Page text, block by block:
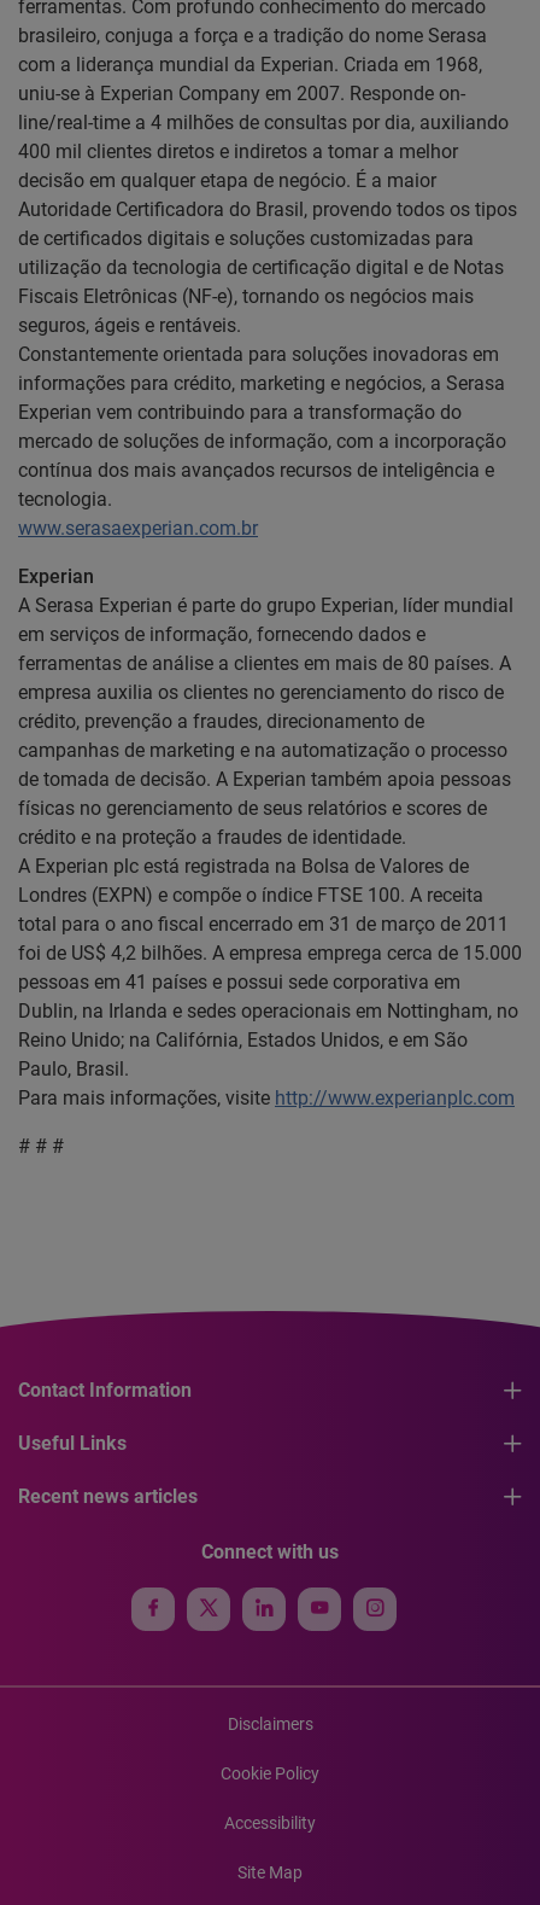
ferramentas. Com profundo conhecimento do mercado
brasileiro, conjuga a força e a tradição do nome Serasa
com a liderança mundial da Experian. Criada em 1968,
uniu-se à Experian Company em 2007. Responde on-
line/real-time a 4 milhões de consultas por dia, auxiliando
400 mil clientes diretos e indiretos a tomar a melhor
decisão em qualquer etapa de negócio. É a maior
Autoridade Certificadora do Brasil, provendo todos os tipos
de certificados digitais e soluções customizadas para
utilização da tecnologia de certificação digital e de Notas
Fiscais Eletrônicas (NF-e), tornando os negócios mais
seguros, ágeis e rentáveis.
Constantemente orientada para soluções inovadoras em
informações para crédito, marketing e negócios, a Serasa
Experian vem contribuindo para a transformação do
mercado de soluções de informação, com a incorporação
contínua dos mais avançados recursos de inteligência e
tecnologia.
www.serasaexperian.com.br
Experian
A Serasa Experian é parte do grupo Experian, líder mundial
em serviços de informação, fornecendo dados e
ferramentas de análise a clientes em mais de 80 países. A
empresa auxilia os clientes no gerenciamento do risco de
crédito, prevenção a fraudes, direcionamento de
campanhas de marketing e na automatização o processo
de tomada de decisão. A Experian também apoia pessoas
físicas no gerenciamento de seus relatórios e scores de
crédito e na proteção a fraudes de identidade.
A Experian plc está registrada na Bolsa de Valores de
Londres (EXPN) e compõe o índice FTSE 100. A receita
total para o ano fiscal encerrado em 31 de março de 2011
foi de US$ 4,2 bilhões. A empresa emprega cerca de 15.000
pessoas em 41 países e possui sede corporativa em
Dublin, na Irlanda e sedes operacionais em Nottingham, no
Reino Unido; na Califórnia, Estados Unidos, e em São
Paulo, Brasil.
Para mais informações, visite http://www.experianplc.com
# # #
Contact Information
Useful Links
Recent news articles
Connect with us
Disclaimers
Cookie Policy
Accessibility
Site Map